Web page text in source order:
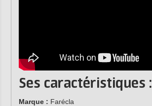
Ses caractéristiques :
Marque : Farécla